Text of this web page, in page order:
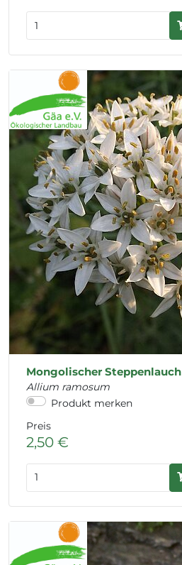
Mongolischer Steppenlauch
Allium ramosum
Produkt merken
Preis
2,50 €